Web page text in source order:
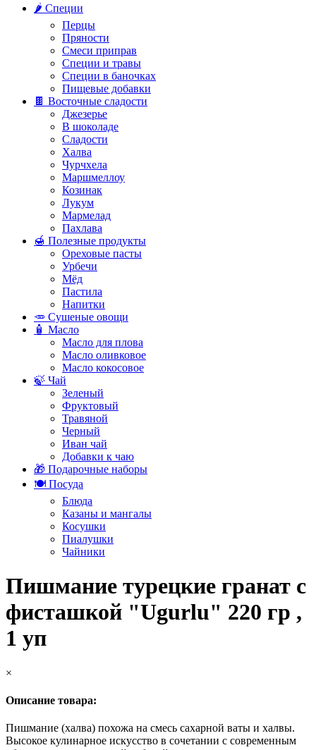
🌶️ Специи
Перцы
Пряности
Смеси приправ
Специи и травы
Специи в баночках
Пищевые добавки
🍫 Восточные сладости
Джезерье
В шоколаде
Сладости
Халва
Чурчхела
Маршмеллоу
Козинак
Лукум
Мармелад
Пахлава
🍯 Полезные продукты
Ореховые пасты
Урбечи
Мёд
Пастила
Напитки
🥕 Сушеные овощи
🧴 Масло
Масло для плова
Масло оливковое
Масло кокосовое
🍃 Чай
Зеленый
Фруктовый
Травяной
Черный
Иван чай
Добавки к чаю
🎁 Подарочные наборы
🍽️ Посуда
Блюда
Казаны и мангалы
Косушки
Пиалушки
Чайники
Пишмание турецкие гранат с
фисташкой "Ugurlu" 220 гр ,
1 уп
×
Описание товара:
Пишмание (халва) похожа на смесь сахарной ваты и халвы.
Высокое кулинарное искусство в сочетании с современным